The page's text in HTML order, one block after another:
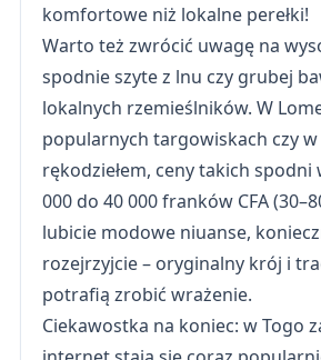
komfortowe niż lokalne perełki!
Warto też zwrócić uwagę na
spodnie szyte z lnu czy grubej
lokalnych rzemieślników. W
popularnych targowiskach czy
rękodziełem, ceny takich spodni
000 do 40 000 franków CFA
lubicie modowe niuanse,
rozejrzyjcie – oryginalny krój i
potrafią zrobić wrażenie.
Ciekawostka na koniec: w Togo